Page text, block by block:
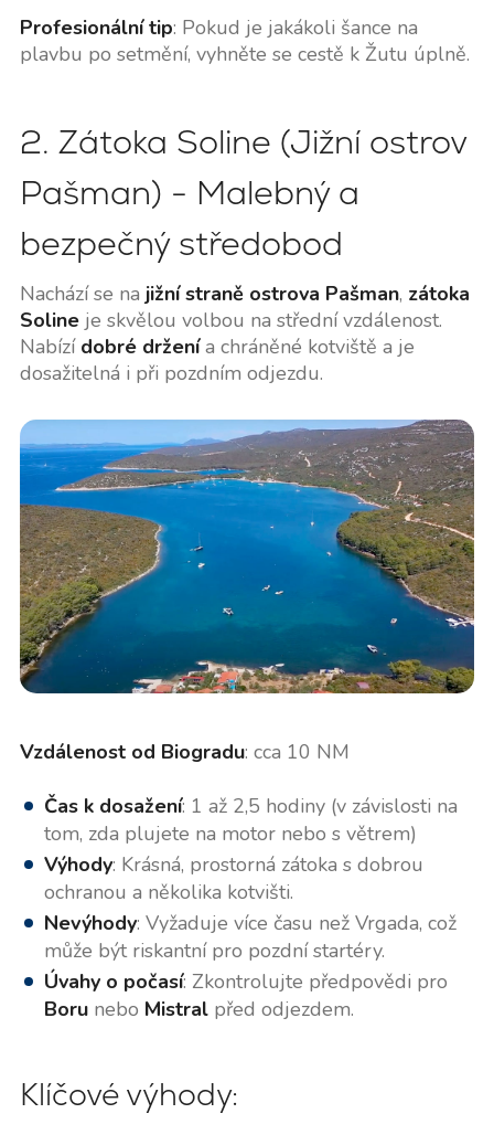
Profesionální tip: Pokud je jakákoli šance na
plavbu po setmění, vyhněte se cestě k Žutu úplně.
2. Zátoka Soline (Jižní ostrov
Pašman) - Malebný a
bezpečný středobod
Nachází se na jižní straně ostrova Pašman, zátoka
Solineje skvělou volbou na střední vzdálenost.
Nabízí dobré drženía chráněné kotviště a je
dosažitelná i při pozdním odjezdu.
Vzdálenost od Biogradu: cca 10 NM
Čas k dosažení: 1 až 2,5 hodiny (v závislosti na
tom, zda plujete na motor nebo s větrem)
Výhody: Krásná, prostorná zátoka s dobrou
ochranou a několika kotvišti.
Nevýhody: Vyžaduje více času než Vrgada, což
může být riskantní pro pozdní startéry.
Úvahy o počasí: Zkontrolujte předpovědi pro
Borunebo Mistralpřed odjezdem.
Klíčové výhody: